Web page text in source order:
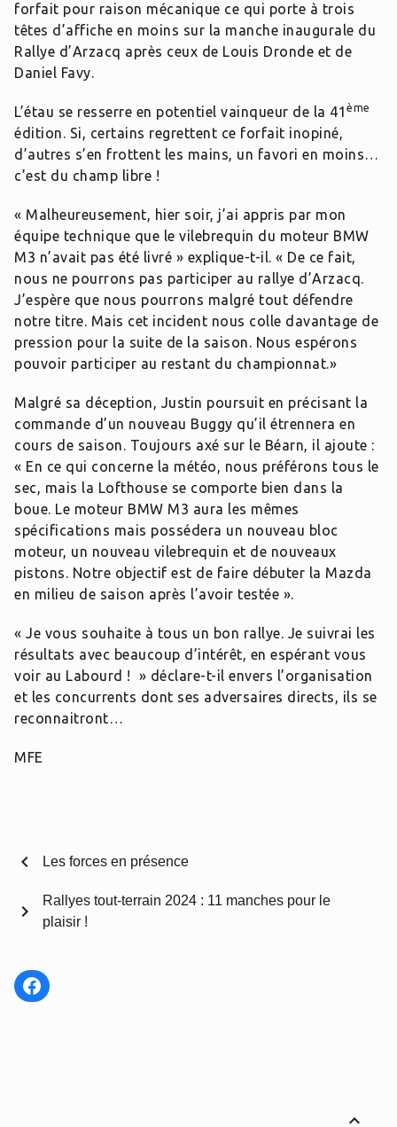
forfait pour raison mécanique ce qui porte à trois
têtes d’affiche en moins sur la manche inaugurale du
Rallye d’Arzacq après ceux de Louis Dronde et de
Daniel Favy.
L’étau se resserre en potentiel vainqueur de la 41 ème
édition. Si, certains regrettent ce forfait inopiné,
d’autres s’en frottent les mains, un favori en moins…
c’est du champ libre !
« Malheureusement, hier soir, j’ai appris par mon
équipe technique que le vilebrequin du moteur BMW
M3 n’avait pas été livré » explique-t-il. « De ce fait,
nous ne pourrons pas participer au rallye d’Arzacq.
J’espère que nous pourrons malgré tout défendre
notre titre. Mais cet incident nous colle davantage de
pression pour la suite de la saison. Nous espérons
pouvoir participer au restant du championnat.»
Malgré sa déception, Justin poursuit en précisant la
commande d’un nouveau Buggy qu’il étrennera en
cours de saison. Toujours axé sur le Béarn, il ajoute :
« En ce qui concerne la météo, nous préférons tous le
sec, mais la Lofthouse se comporte bien dans la
boue. Le moteur BMW M3 aura les mêmes
spécifications mais possédera un nouveau bloc
moteur, un nouveau vilebrequin et de nouveaux
pistons. Notre objectif est de faire débuter la Mazda
en milieu de saison après l’avoir testée ».
« Je vous souhaite à tous un bon rallye. Je suivrai les
résultats avec beaucoup d’intérêt, en espérant vous
voir au Labourd ! » déclare-t-il envers l’organisation
et les concurrents dont ses adversaires directs, ils se
reconnaitront…
MFE
chevron_left Les forces en présence
Rallyes tout-terrain 2024 : 11 manches pour le
plaisir !
chevron_right
Facebook
expand_less